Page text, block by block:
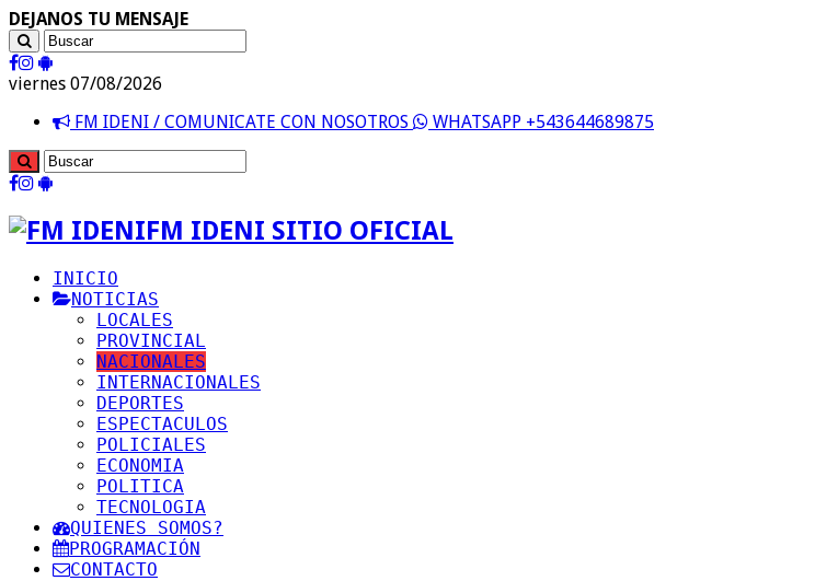
DEJANOS TU MENSAJE
viernes 07/08/2026
FM IDENI / COMUNICATE CON NOSOTROS
WHATSAPP +543644689875
FM IDENI SITIO OFICIAL
INICIO
NOTICIAS
LOCALES
PROVINCIAL
NACIONALES
INTERNACIONALES
DEPORTES
ESPECTACULOS
POLICIALES
ECONOMIA
POLITICA
TECNOLOGIA
QUIENES SOMOS?
PROGRAMACIÓN
CONTACTO